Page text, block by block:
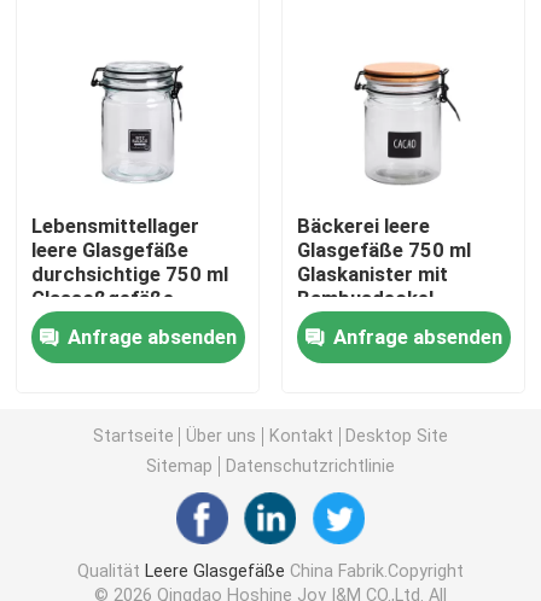
Flaschen für Glasseifenspender
Glasgetränkeverteilgerät
Glastrinkbecher
Bierkrug aus Glas
Kristallweinglas
Glasmilchflaschen
Lebensmittellager
leere Glasgefäße
durchsichtige 750 ml
Glassoßgefäße
Anfrage absenden
Bäckerei leere
Glasgefäße 750 ml
Glaskanister mit
Bambusdeckel
Anfrage absenden
Startseite Über uns Kontakt
Desktop Site
Sitemap
Datenschutzrichtlinie
Qualität Leere Glasgefäße China Fabrik.Copyright
© 2026 Qingdao Hoshine Joy I&M CO.,Ltd. All